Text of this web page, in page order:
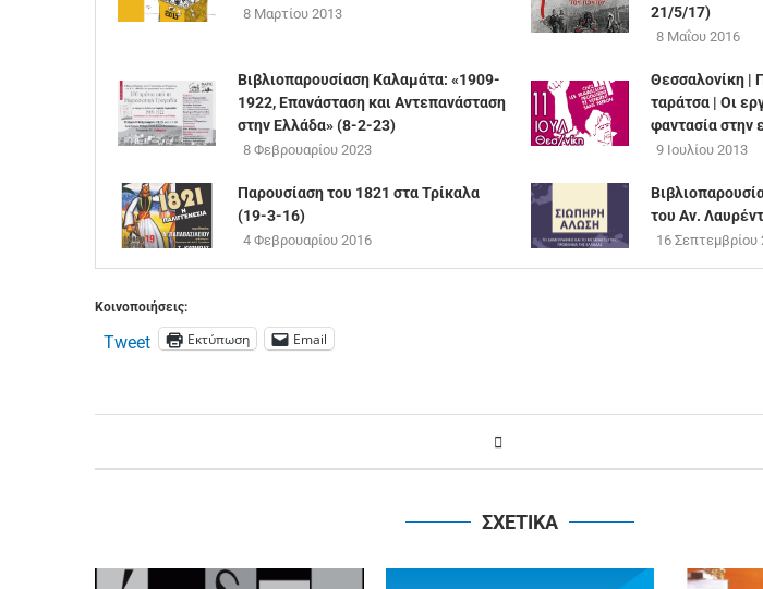
8 Μαρτίου 2013
21/5/17)
8 Μαΐου 2016
Βιβλιοπαρουσίαση Καλαμάτα: «1909-
1922, Επανάσταση και Αντεπανάσταση
στην Ελλάδα» (8-2-23)
8 Φεβρουαρίου 2023
Θεσσαλονίκη |
ταράτσα | Οι
φαντασία στην
9 Ιουλίου 2013
Παρουσίαση του 1821 στα Τρίκαλα
(19-3-16)
4 Φεβρουαρίου 2016
του Αν.
16 Σεπτεμβρίου
Κοινοποιήσεις:
Tweet Εκτύπωση Email
ΣΧΕΤΙΚΑ